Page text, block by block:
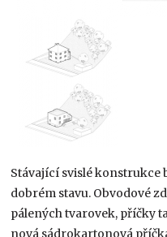
Stávající svislé konstrukce
dobrém stavu. Obvodové
pálených tvarovek, příčky
nová sádrokartonová